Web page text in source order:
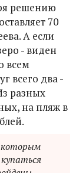
решению
70
А если
- виден
всем
всего два -
разных
на пляж в
которым